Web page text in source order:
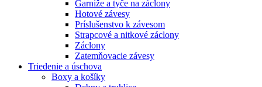
Garniže a tyče na záclony
Hotové závesy
Príslušenstvo k závesom
Strapcové a nitkové záclony
Záclony
Zatemňovacie závesy
Triedenie a úschova
Boxy a košíky